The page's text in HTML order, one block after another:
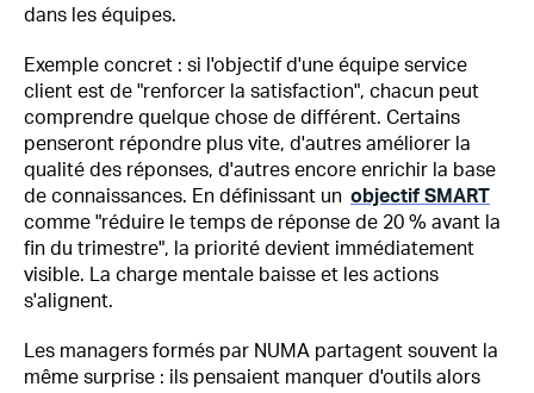
dans les équipes.
Exemple concret : si l'objectif d'une équipe service
client est de "renforcer la satisfaction", chacun peut
comprendre quelque chose de différent. Certains
penseront répondre plus vite, d'autres améliorer la
qualité des réponses, d'autres encore enrichir la base
de connaissances. En définissant un objectif SMART
comme "réduire le temps de réponse de 20 % avant la
fin du trimestre", la priorité devient immédiatement
visible. La charge mentale baisse et les actions
s'alignent.
Les managers formés par NUMA partagent souvent la
même surprise : ils pensaient manquer d'outils alors